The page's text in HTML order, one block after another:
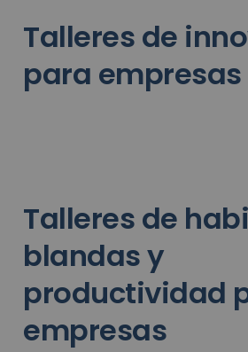
Talleres de
para empresas
Talleres de
blandas y
productividad
empresas